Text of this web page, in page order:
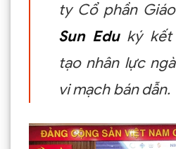
ty Cổ phần
Sun Eduký kết
tạo nhân lực
vi mạch bán dẫn.